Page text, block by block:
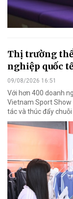
Thị trường
nghiệp quốc
09/08/2026 16:51
Với hơn 400 doanh
Vietnam Sport Show
tác và thúc đẩy